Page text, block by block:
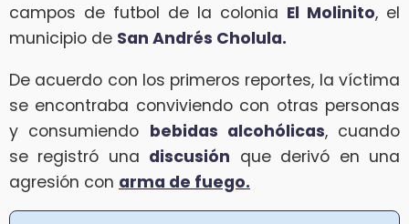
campos de futbol de la colonia El Molinito, el
municipio de San Andrés Cholula.
De acuerdo con los primeros reportes, la víctima
se encontraba conviviendo con otras personas
y consumiendo bebidas alcohólicas, cuando
se registró una discusión que derivó en una
agresión con arma de fuego.